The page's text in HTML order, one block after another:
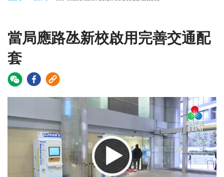
當局應路氹新校啟用完善交通配
套
Player